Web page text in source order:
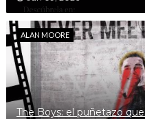
ALAN MOORE
The Boys: el puñetazo